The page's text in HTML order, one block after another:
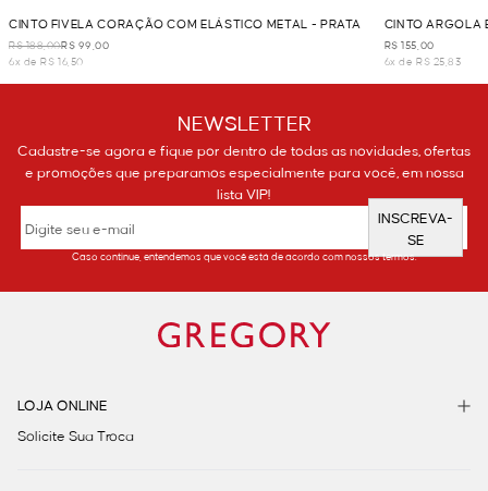
CINTO FIVELA CORAÇÃO COM ELÁSTICO METAL - PRATA
R$ 188,00R$ 99,00
6x de R$ 16,50
CINTO ARGOLA
R$ 155,00
6x de R$ 25,83
NEWSLETTER
Cadastre-se agora e fique por dentro de todas as novidades, ofertas
e promoções que preparamos especialmente para você, em nossa
lista VIP!
INSCREVA-
SE
Caso continue, entendemos que você está de acordo com nossos termos.
LOJA ONLINE
Solicite Sua Troca